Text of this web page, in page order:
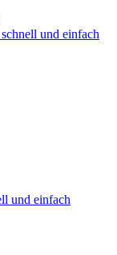
und einfach
und einfach